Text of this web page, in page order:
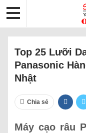
Top 25 Lưỡi
Panasonic
Nhật
Chia sẻ
Máy cạo râu